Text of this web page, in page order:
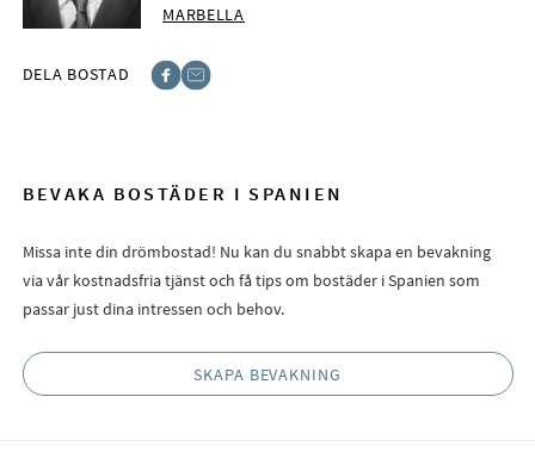
MARBELLA
DELA BOSTAD
BEVAKA BOSTÄDER I SPANIEN
Missa inte din drömbostad! Nu kan du snabbt skapa en bevakning
via vår kostnadsfria tjänst och få tips om bostäder i Spanien som
passar just dina intressen och behov.
SKAPA BEVAKNING